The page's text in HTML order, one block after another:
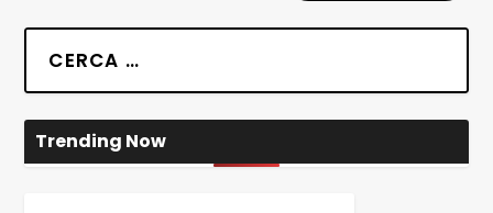
Trending Now